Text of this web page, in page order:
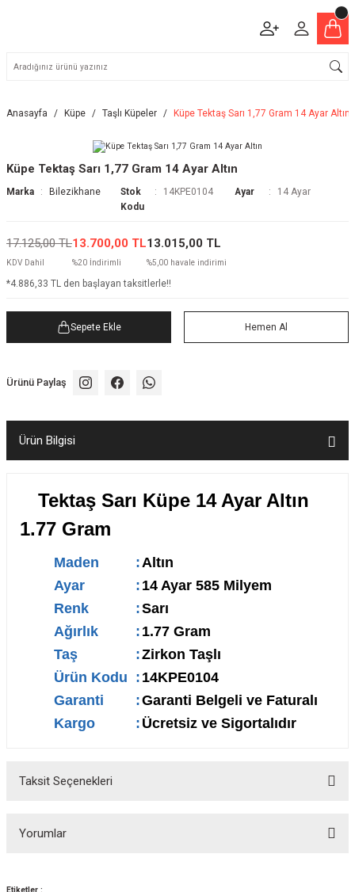
Anasayfa Küpe Taşlı Küpeler Küpe Tektaş Sarı 1,77 Gram 14 Ayar Altın
Küpe Tektaş Sarı 1,77 Gram 14 Ayar Altın
Marka Bilezikhane
Stok
Kodu
14KPE0104 Ayar 14 Ayar
17.125,00 TL
KDV Dahil
13.700,00 TL
%20 İndirimli
13.015,00 TL
%5,00 havale indirimi
*4.886,33 TL den başlayan taksitlerle!!
Sepete Ekle Hemen Al
Ürünü Paylaş
Ürün Bilgisi
Tektaş Sarı Küpe 14 Ayar Altın
1.77 Gram
Maden :Altın
Ayar
: 14 Ayar 585 Milyem
Renk
:Sarı
Ağırlık
: 1.77 Gram
Taş
:Zirkon Taşlı
Ürün Kodu : 14KPE0104
Garanti
:Garanti Belgeli ve Faturalı
Kargo
: Ücretsiz ve Sigortalıdır
Taksit Seçenekleri
Yorumlar
Etiketler :